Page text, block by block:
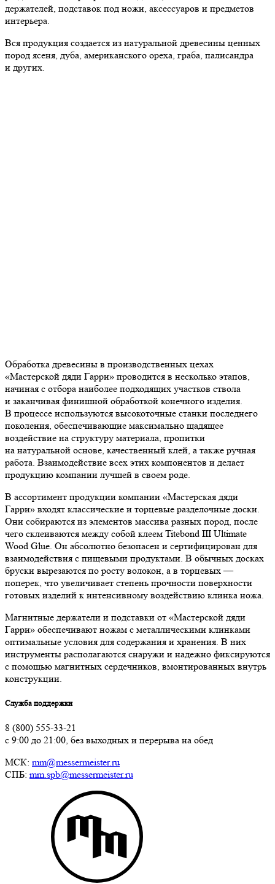
держателей, подставок под ножи, аксессуаров и предметов
интерьера.
Вся продукция создается из натуральной древесины ценных
пород ясеня, дуба, американского ореха, граба, палисандра
и других.
Обработка древесины в производственных цехах
«Мастерской дяди Гарри» проводится в несколько этапов,
начиная с отбора наиболее подходящих участков ствола
и заканчивая финишной обработкой конечного изделия.
В процессе используются высокоточные станки последнего
поколения, обеспечивающие максимально щадящее
воздействие на структуру материала, пропитки
на натуральной основе, качественный клей, а также ручная
работа. Взаимодействие всех этих компонентов и делает
продукцию компании лучшей в своем роде.
В ассортимент продукции компании «Мастерская дяди
Гарри» входят классические и торцевые разделочные доски.
Они собираются из элементов массива разных пород, после
чего склеиваются между собой клеем Titebond III Ultimate
Wood Glue. Он абсолютно безопасен и сертифицирован для
взаимодействия с пищевыми продуктами. В обычных досках
бруски вырезаются по росту волокон, а в торцевых —
поперек, что увеличивает степень прочности поверхности
готовых изделий к интенсивному воздействию клинка ножа.
Магнитные держатели и подставки от «Мастерской дяди
Гарри» обеспечивают ножам с металлическими клинками
оптимальные условия для содержания и хранения. В них
инструменты располагаются снаружи и надежно фиксируются
с помощью магнитных сердечников, вмонтированных внутрь
конструкции.
Служба поддержки
8 (800) 555-33-21
с 9:00 до 21:00, без выходных и перерыва на обед
МСК: mm@messermeister.ru
СПБ: mm.spb@messermeister.ru